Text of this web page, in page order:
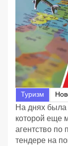
Туризм
На днях была
которой еще
агентство по
тендере на